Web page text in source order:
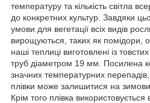
температуру та кількість світла
до конкретних культур. Завдяки
умови для вегетації всіх видів
вирощуються, таких як помідори,
наші теплиці виготовлені із
труб діаметром 19 мм. Посилена
значних температурних
плівки може залишитися на
Крім того плівка